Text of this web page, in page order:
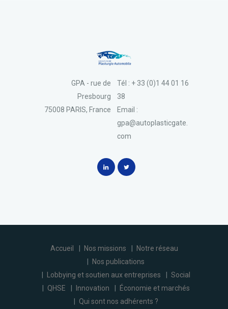
Tél : + 33 (0)1 44 01 16
38
Email :
gpa@autoplasticgate.
com
GPA - rue de
Presbourg
75008 PARIS, France
Accueil Nos missions
Notre réseau
Nos publications
Lobbying et soutien aux entreprises
Social
QHSE
Innovation
Économie et marchés
Qui sont nos adhérents ?